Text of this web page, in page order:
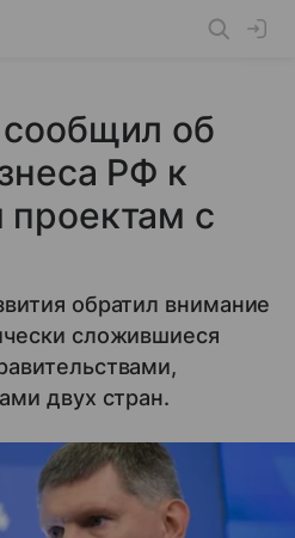
об
РФ к
с
обратил внимание
сложившиеся
двух стран.